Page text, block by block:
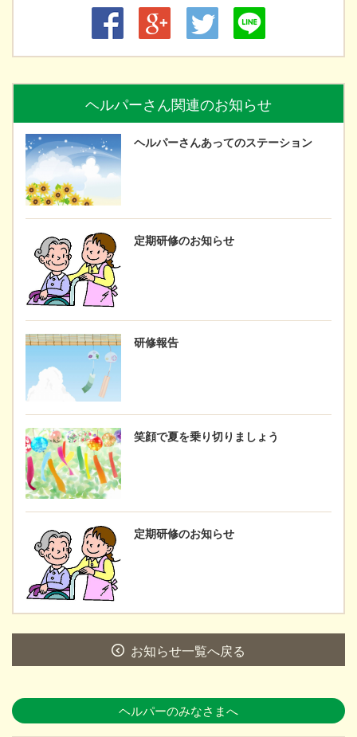
ヘルパーさん関連のお知らせ
ヘルパーさんあってのステーション
定期研修のお知らせ
研修報告
笑顔で夏を乗り切りましょう
定期研修のお知らせ
お知らせ一覧へ戻る
ヘルパーのみなさまへ